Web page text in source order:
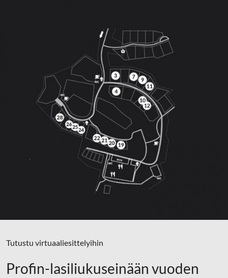
Tutustu virtuaaliesittelyihin
Profin-lasiliukuseinään vuoden